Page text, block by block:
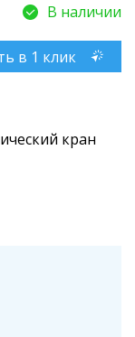
В наличии
в 1 клик
кран